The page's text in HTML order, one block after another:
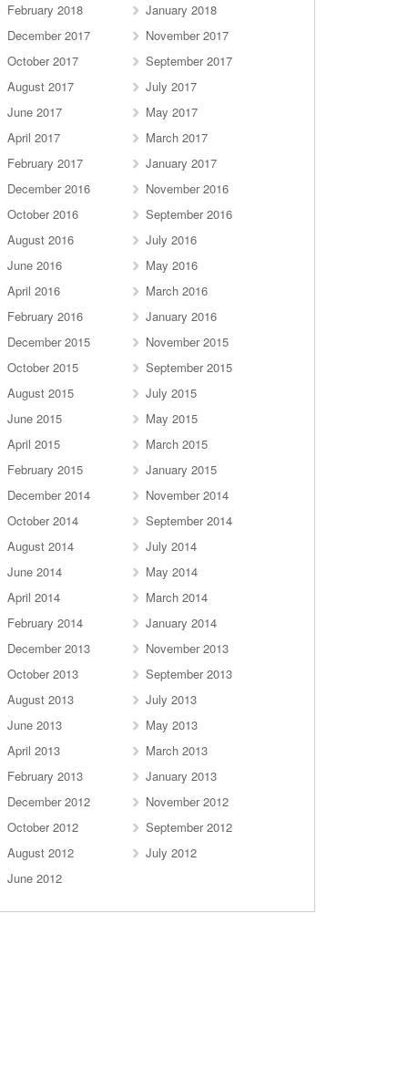
February 2018
January 2018
December 2017
November 2017
October 2017
September 2017
August 2017
July 2017
June 2017
May 2017
April 2017
March 2017
February 2017
January 2017
December 2016
November 2016
October 2016
September 2016
August 2016
July 2016
June 2016
May 2016
April 2016
March 2016
February 2016
January 2016
December 2015
November 2015
October 2015
September 2015
August 2015
July 2015
June 2015
May 2015
April 2015
March 2015
February 2015
January 2015
December 2014
November 2014
October 2014
September 2014
August 2014
July 2014
June 2014
May 2014
April 2014
March 2014
February 2014
January 2014
December 2013
November 2013
October 2013
September 2013
August 2013
July 2013
June 2013
May 2013
April 2013
March 2013
February 2013
January 2013
December 2012
November 2012
October 2012
September 2012
August 2012
July 2012
June 2012